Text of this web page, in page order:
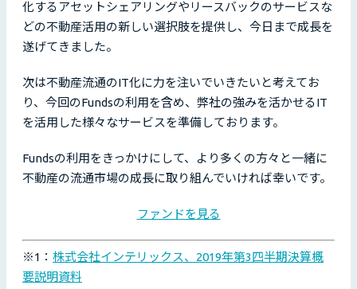
化するアセットシェアリングやリースバックのサービスな
どの不動産活用の新しい選択肢を提供し、今日まで成長を
遂げてきました。
次は不動産流通のIT化に力を注いでいきたいと考えてお
り、今回のFundsの利用を含め、弊社の強みを活かせるIT
を活用した様々なサービスを準備しております。
Fundsの利用をきっかけにして、より多くの方々と一緒に
不動産の流通市場の成長に取り組んでいければ幸いです。
ファンドを見る
※1： 株式会社インテリックス、2019年第3四半期決算概
要説明資料